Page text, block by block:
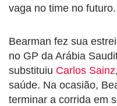
vaga no time no futuro.
Bearman fez sua
no GP da Arábia
substituiu Carlos Sainz
saúde. Na ocasião,
terminar a corrida em